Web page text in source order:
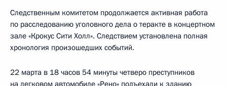
Следственным комитетом продолжается активная работа
по расследованию уголовного дела о теракте в концертном
зале «Крокус Сити Холл». Следствием установлена полная
хронология произошедших событий.
22 марта в 18 часов 54 минуты четверо преступников
на легковом автомобиле «Рено» подъехали к зданию